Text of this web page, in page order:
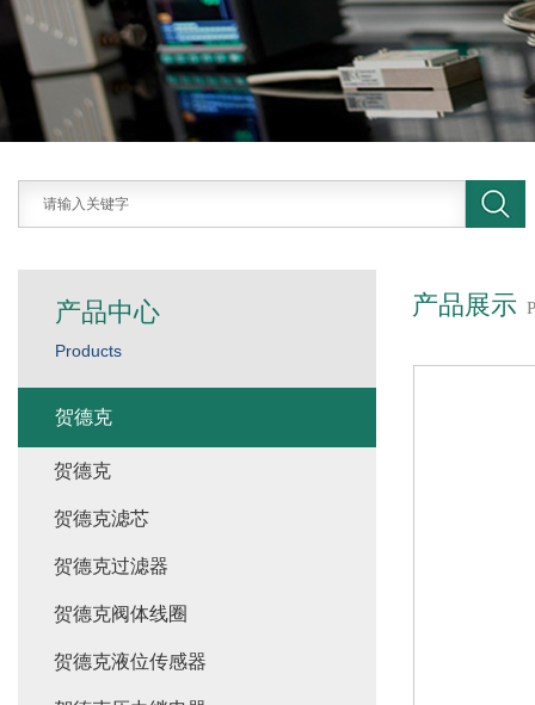
产品展示
产品中心
Products
贺德克
贺德克
贺德克滤芯
贺德克过滤器
贺德克阀体线圈
贺德克液位传感器